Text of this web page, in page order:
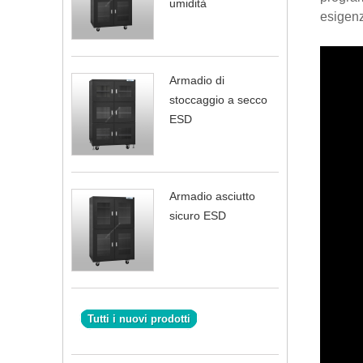
umidità
Armadio di
stoccaggio a secco
ESD
Armadio asciutto
sicuro ESD
Tutti i nuovi prodotti